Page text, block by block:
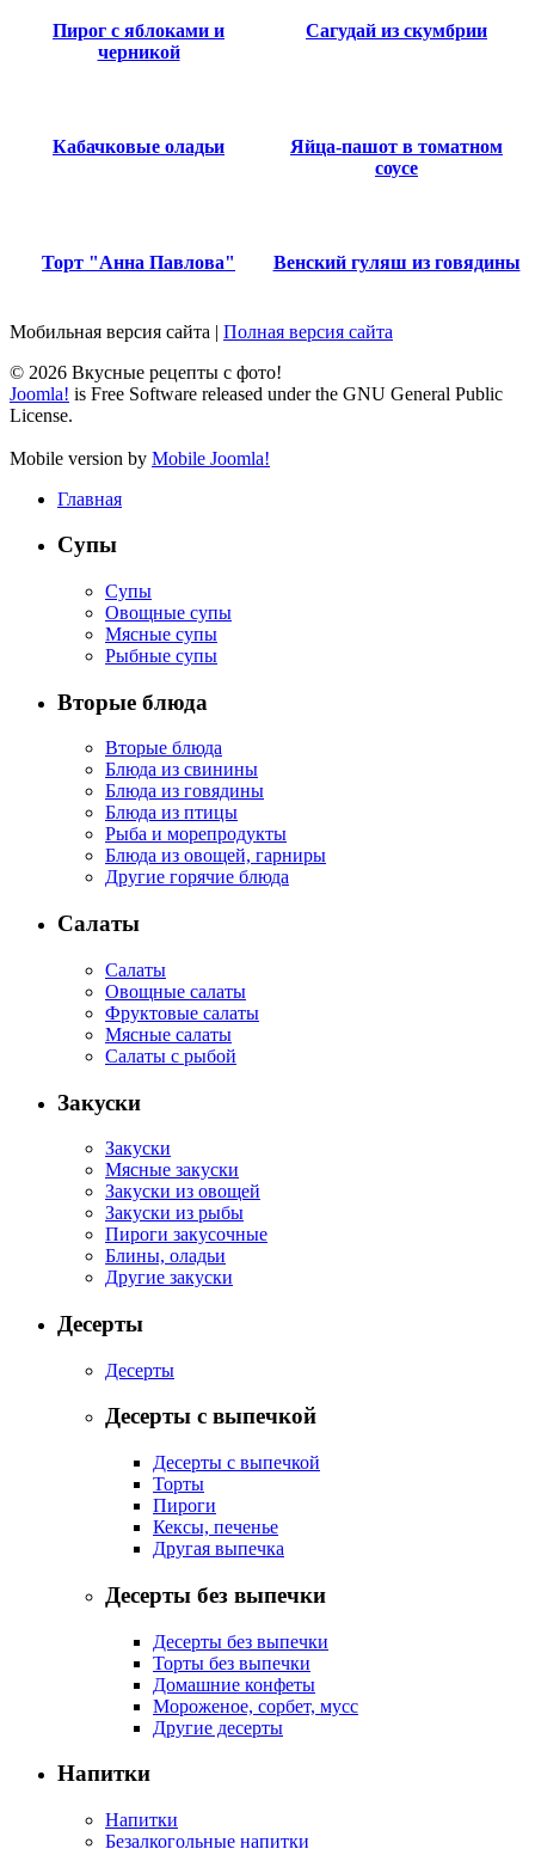
Пирог с яблоками и
черникой
Сагудай из скумбрии
Кабачковые оладьи
Яйца-пашот в томатном
соусе
Торт "Анна Павлова" Венский гуляш из говядины
Мобильная версия сайта | Полная версия сайта
© 2026 Вкусные рецепты с фото!
Joomla! is Free Software released under the GNU General Public
License.
Mobile version by Mobile Joomla!
Главная
Супы
Супы
Овощные супы
Мясные супы
Рыбные супы
Вторые блюда
Вторые блюда
Блюда из свинины
Блюда из говядины
Блюда из птицы
Рыба и морепродукты
Блюда из овощей, гарниры
Другие горячие блюда
Салаты
Салаты
Овощные салаты
Фруктовые салаты
Мясные салаты
Салаты с рыбой
Закуски
Закуски
Мясные закуски
Закуски из овощей
Закуски из рыбы
Пироги закусочные
Блины, оладьи
Другие закуски
Десерты
Десерты
Десерты с выпечкой
Десерты с выпечкой
Торты
Пироги
Кексы, печенье
Другая выпечка
Десерты без выпечки
Десерты без выпечки
Торты без выпечки
Домашние конфеты
Мороженое, сорбет, мусс
Другие десерты
Напитки
Напитки
Безалкогольные напитки